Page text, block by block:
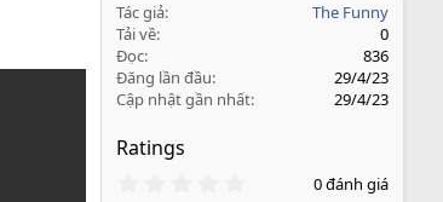
Tác giả
The Funny
Tải về
0
Đọc
836
Đăng lần đầu
29/4/23
Cập nhật gần nhất
29/4/23
Ratings
0 đánh giá